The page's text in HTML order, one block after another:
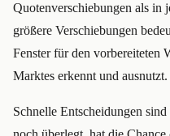
Quotenverschiebungen als in
größere Verschiebungen
Fenster für den vorbereiteten
Marktes erkennt und ausnutzt.
Schnelle Entscheidungen